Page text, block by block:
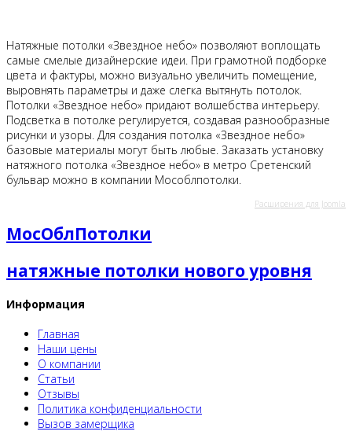
Натяжные потолки «Звездное небо» позволяют воплощать
самые смелые дизайнерские идеи. При грамотной подборке
цвета и фактуры, можно визуально увеличить помещение,
выровнять параметры и даже слегка вытянуть потолок.
Потолки «Звездное небо» придают волшебства интерьеру.
Подсветка в потолке регулируется, создавая разнообразные
рисунки и узоры. Для создания потолка «Звездное небо»
базовые материалы могут быть любые. Заказать установку
натяжного потолка «Звездное небо» в метро Сретенский
бульвар можно в компании Мособлпотолки.
Расширения для Joomla
МосОблПотолки
натяжные потолки нового уровня
Информация
Главная
Наши цены
О компании
Статьи
Отзывы
Политика конфиденциальности
Вызов замерщика